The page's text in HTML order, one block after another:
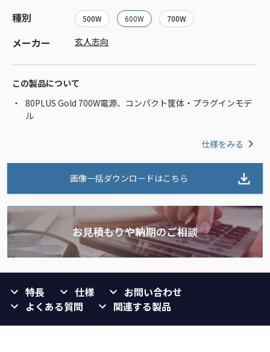
種別 500W 600W 700W
メーカー 玄人志向
この製品について
80PLUS Gold 700W電源、コンパクト筐体・プラグインモデ
ル
仕様をみる
画像一括ダウンロードはこちら
特長 仕様
お問い合わせ
よくある質問
関連する製品